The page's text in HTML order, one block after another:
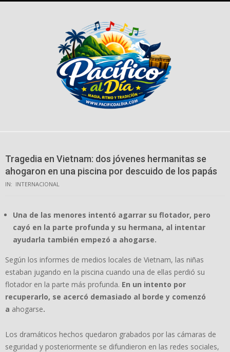
Tragedia en Vietnam: dos jóvenes hermanitas se
ahogaron en una piscina por descuido de los papás
IN: INTERNACIONAL
Una de las menores intentó agarrar su flotador, pero
cayó en la parte profunda y su hermana, al intentar
ayudarla también empezó a ahogarse.
Según los informes de medios locales de Vietnam, las niñas
estaban jugando en la piscina cuando una de ellas perdió su
flotador en la parte más profunda. En un intento por
recuperarlo, se acercó demasiado al borde y comenzó
a ahogarse.
Los dramáticos hechos quedaron grabados por las cámaras de
seguridad y posteriormente se difundieron en las redes sociales,